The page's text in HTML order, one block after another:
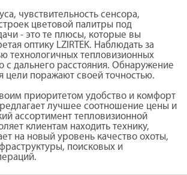
чувствительность сенсора,
цветовой палитры под
- это те плюсы, которые вы
оптику LZIRTEK. Наблюдать за
технологичных тепловизионных
с дальнего расстояния. Обнаружение
цели поражают своей точностью.
приоритетом удобство и комфорт
лучшее соотношение цены и
ассортимент тепловизионной
клиентам находить технику,
на новый уровень качество охоты,
поисковых и